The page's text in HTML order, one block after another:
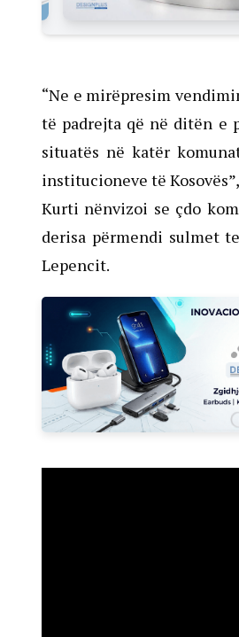
“Ne e mirëpresim
të padrejta që në ditën e
situatës në katër
institucioneve të
Kurti nënvizoi se çdo
derisa përmendi sulmet
Lepencit.